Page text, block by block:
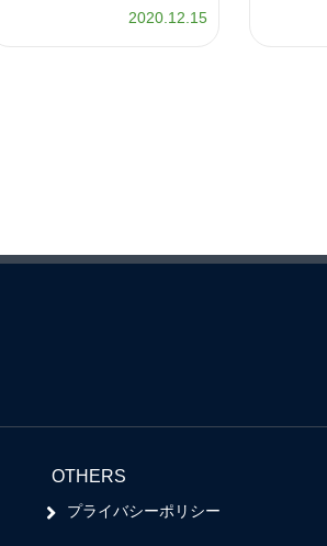
2020.12.15
OTHERS
プライバシーポリシー